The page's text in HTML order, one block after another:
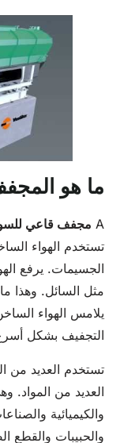
ما هو
A مجفف قاعي
تستخدم الهواء
الجسيمات. يرفع
مثل السائل. وهذا
يلامس الهواء
التجفيف بشكل أسرع
تستخدم العديد من
العديد من المواد.
والكيميائية
والحبيبات والقطع